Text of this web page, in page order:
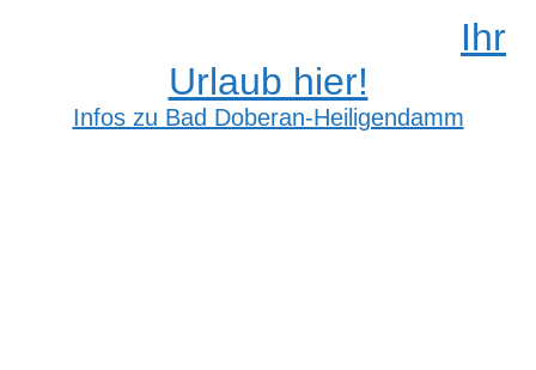
Ihr
Urlaub hier!
Infos zu Bad Doberan-Heiligendamm